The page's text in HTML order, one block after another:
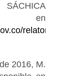
en
relatoria/
2016, M.